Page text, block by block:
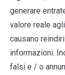
generare
valore reale
causano
informazioni.
falsi e / o